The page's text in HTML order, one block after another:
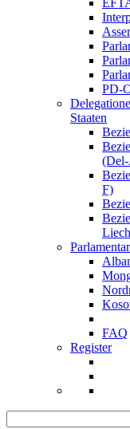
PD-
Staaten
F)
FAQ
Register